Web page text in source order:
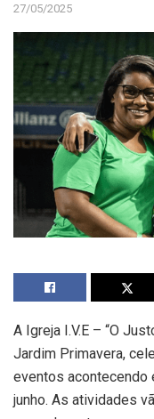
27/05/2025
A Igreja I.V.E – “O
Jardim Primavera,
eventos acontecendo
junho. As atividades